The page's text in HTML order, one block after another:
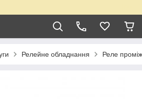
Релейне обладнання Реле